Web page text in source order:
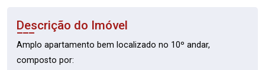
Descrição do Imóvel
Amplo apartamento bem localizado no 10º andar,
composto por: